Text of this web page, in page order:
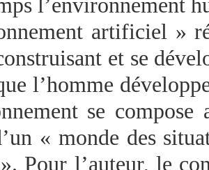
artificiel »
et se
l’homme
se compose
« monde des
Pour l’auteur, le